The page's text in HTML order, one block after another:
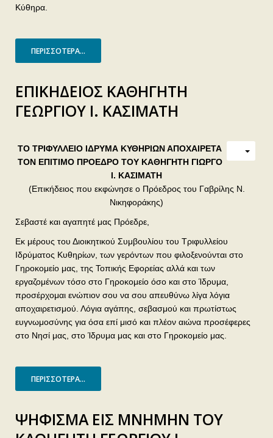
Κύθηρα.
ΠΕΡΙΣΣΌΤΕΡΑ...
ΕΠΙΚΗΔΕΙΟΣ ΚΑΘΗΓΗΤΗ
ΓΕΩΡΓΙΟΥ Ι. ΚΑΣΙΜΑΤΗ
ΤΟ ΤΡΙΦΥΛΛΕΙΟ ΙΔΡΥΜΑ ΚΥΘΗΡIΩΝ ΑΠΟΧΑΙΡΕΤΑ
ΤΟΝ ΕΠΙΤΙΜΟ ΠΡΟΕΔΡΟ ΤΟΥ ΚΑΘΗΓΗΤΗ ΓΙΩΡΓΟ
Ι. ΚΑΣΙΜΑΤΗ
(Επικήδειος που εκφώνησε ο Πρόεδρος του Γαβρίλης Ν.
Νικηφοράκης)
Σεβαστέ και αγαπητέ μας Πρόεδρε,
Εκ μέρους του Διοικητικού Συμβουλίου του Τριφυλλείου
Ιδρύματος Κυθηρίων, των γερόντων που φιλοξενούνται στο
Γηροκομείο μας, της Τοπικής Εφορείας αλλά και των
εργαζομένων τόσο στο Γηροκομείο όσο και στο Ίδρυμα,
προσέρχομαι ενώπιον σου να σου απευθύνω λίγα λόγια
αποχαιρετισμού. Λόγια αγάπης, σεβασμού και πρωτίστως
ευγνωμοσύνης για όσα επί μισό και πλέον αιώνα προσέφερες
στο Νησί μας, στο Ίδρυμα μας και στο Γηροκομείο μας.
ΠΕΡΙΣΣΌΤΕΡΑ...
ΨΗΦΙΣΜΑ ΕΙΣ ΜΝΗΜΗΝ ΤΟΥ